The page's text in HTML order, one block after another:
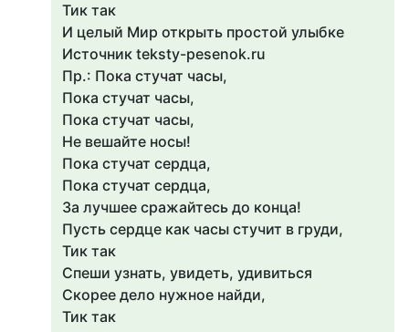
Тик так
И целый Мир открыть простой улыбке
Источник teksty-pesenok.ru
Пр.: Пока стучат часы,
Пока стучат часы,
Пока стучат часы,
Не вешайте носы!
Пока стучат сердца,
Пока стучат сердца,
За лучшее сражайтесь до конца!
Пусть сердце как часы стучит в груди,
Тик так
Спеши узнать, увидеть, удивиться
Скорее дело нужное найди,
Тик так